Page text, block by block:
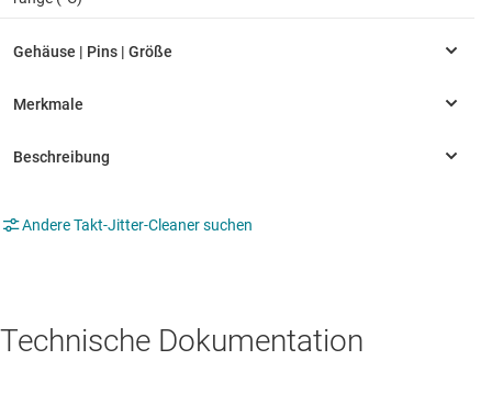
Andere Takt-Jitter-Cleaner suchen
Technische Dokumentation